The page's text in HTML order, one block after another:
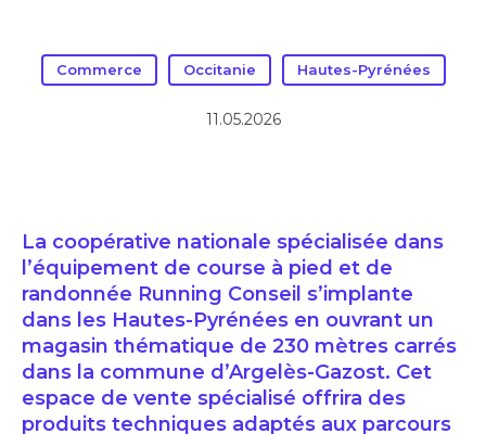
Commerce Occitanie Hautes-Pyrénées
11.05.2026
La coopérative nationale spécialisée dans
l’équipement de course à pied et de
randonnée Running Conseil s’implante
dans les Hautes-Pyrénées en ouvrant un
magasin thématique de 230 mètres carrés
dans la commune d’Argelès-Gazost. Cet
espace de vente spécialisé offrira des
produits techniques adaptés aux parcours